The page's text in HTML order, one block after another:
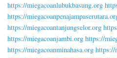
https://miegacoanlubukbasung.org
https://
https://miegacoantanjungselor.org
https://miegacoanjambi.org https://
https://miegacoanminahasa.org https://